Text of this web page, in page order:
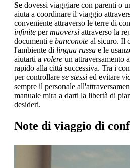
Se dovessi viaggiare con parenti o
aiuta a coordinare il viaggio
conveniente attraverso le terre di
infinite permuoversi attraverso la
documenti e banconote al sicuro. Il
l'ambiente di lingua russa e le
aiutarti a volere un attraversamento
rapido alla città successiva. Tra i
per controllare se stessi ed evitare
sempre il personale
manuale mira a darti la libertà di
desideri.
Note di viaggio di